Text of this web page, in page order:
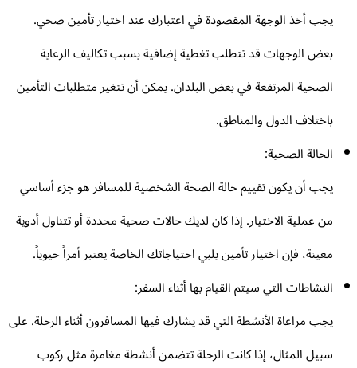
يجب أخذ الوجهة المقصودة في اعتبارك عند اختيار تأمين صحي.
بعض الوجهات قد تتطلب تغطية إضافية بسبب تكاليف الرعاية
الصحية المرتفعة في بعض البلدان. يمكن أن تتغير متطلبات التأمين
باختلاف الدول والمناطق.
الحالة الصحية:
يجب أن يكون تقييم حالة الصحة الشخصية للمسافر هو جزء أساسي
من عملية الاختيار. إذا كان لديك حالات صحية محددة أو تتناول أدوية
معينة، فإن اختيار تأمين يلبي احتياجاتك الخاصة يعتبر أمراً حيوياً.
النشاطات التي سيتم القيام بها أثناء السفر:
يجب مراعاة الأنشطة التي قد يشارك فيها المسافرون أثناء الرحلة. على
سبيل المثال، إذا كانت الرحلة تتضمن أنشطة مغامرة مثل ركوب